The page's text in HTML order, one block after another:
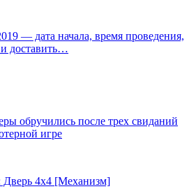
— дата начала, время проведения,
и доставить…
обручились после трех свиданий
игре
4х4 [Механизм]